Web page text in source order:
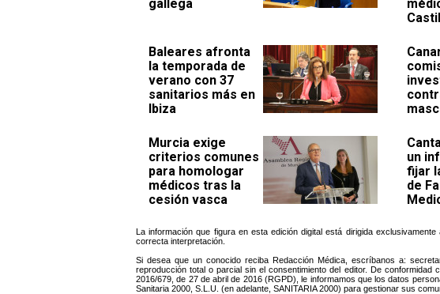
gallega
Baleares afronta
la temporada de
verano con 37
sanitarios más en
Ibiza
Murcia exige
criterios comunes
para homologar
médicos tras la
cesión vasca
un
fijar
de
La información que figura en esta edición digital está dirigida
correcta interpretación.
Si desea que un conocido reciba Redacción Médica, escríbanos a:
reproducción total o parcial sin el consentimiento del editor. De
2016/679, de 27 de abril de 2016 (RGPD), le informamos que los datos
Sanitaria 2000, S.L.U. (en adelante, SANITARIA 2000) para gestionar sus